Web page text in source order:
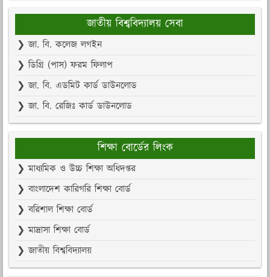
জাতীয় বিশ্ববিদ্যালয় সেবা
❯ জা. বি. কলেজ লগইন
❯ ডিগ্রি (পাস) ফরম ফিলাপ
❯ জা. বি. এডমিট কার্ড ডাউনলোড
❯ জা. বি. রেজিঃ কার্ড ডাউনলোড
শিক্ষা বোর্ডের লিংক
❯ মাধ্যমিক ও উচ্চ শিক্ষা অধিদপ্তর
❯ বাংলাদেশ কারিগরি শিক্ষা বোর্ড
❯ বরিশাল শিক্ষা বোর্ড
❯ মাদ্রাসা শিক্ষা বোর্ড
❯ জাতীয় বিশ্ববিদ্যালয়